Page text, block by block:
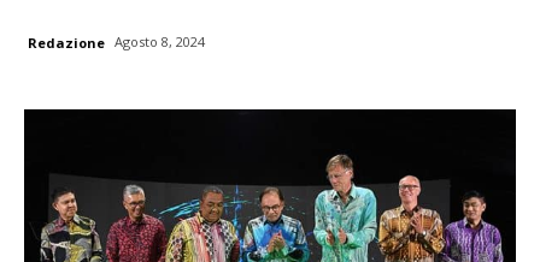
Redazione Agosto 8, 2024